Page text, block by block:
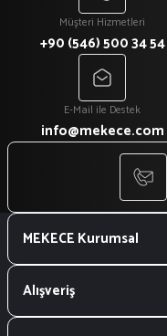
Müşteri Hizmetleri
+90 (546) 500 34 54
E-Mail ile Destek
info@mekece.com
MEKECE Kurumsal
Alışveriş